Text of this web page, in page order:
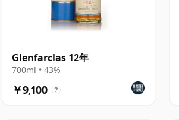
Glenfarclas 12年
700ml • 43%
￥9,100 ?